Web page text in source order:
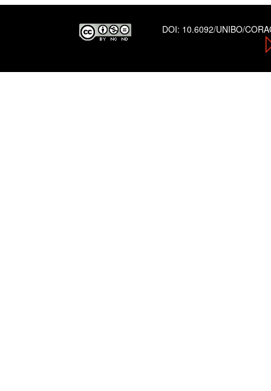
DOI: 10.6092/UNIBO/